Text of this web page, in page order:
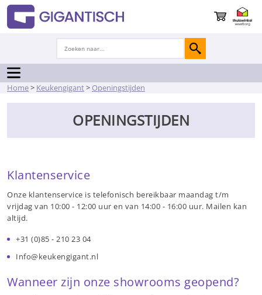
Home> Keukengigant> Openingstijden
OPENINGSTIJDEN
Klantenservice
Onze klantenservice is telefonisch bereikbaar maandag t/m
vrijdag van 10:00 - 12:00 uur en van 14:00 - 16:00 uur. Mailen kan
altijd.
+31 (0)85 - 210 23 04
Info@keukengigant.nl
Wanneer zijn onze showrooms geopend?